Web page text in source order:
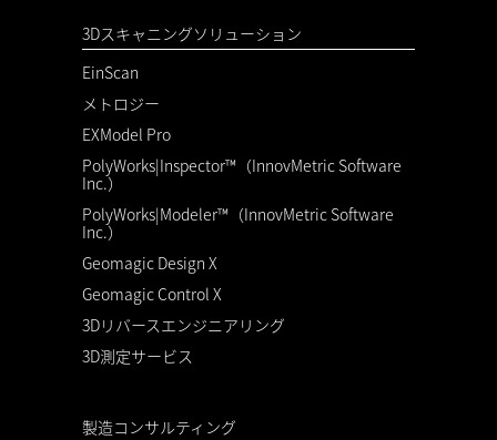
3Dスキャニングソリューション
EinScan
メトロジー
EXModel Pro
PolyWorks|Inspector™（InnovMetric Software
Inc.）
PolyWorks|Modeler™（InnovMetric Software
Inc.）
Geomagic Design X
Geomagic Control X
3Dリバースエンジニアリング
3D測定サービス
製造コンサルティング